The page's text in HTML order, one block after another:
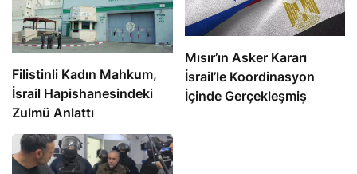
Filistinli Kadın Mahkum,
İsrail Hapishanesindeki
Zulmü Anlattı
Mısır’ın Asker Kararı
İsrail’le Koordinasyon
İçinde Gerçekleşmiş